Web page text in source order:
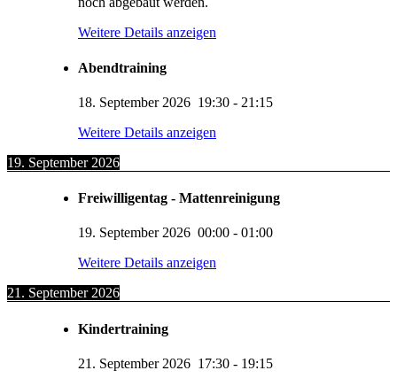
Weitere Details anzeigen
Abendtraining
18. September 2026 19:30 - 21:15
Weitere Details anzeigen
19. September 2026
Freiwilligentag - Mattenreinigung
19. September 2026 00:00 - 01:00
Weitere Details anzeigen
21. September 2026
Kindertraining
21. September 2026 17:30 - 19:15